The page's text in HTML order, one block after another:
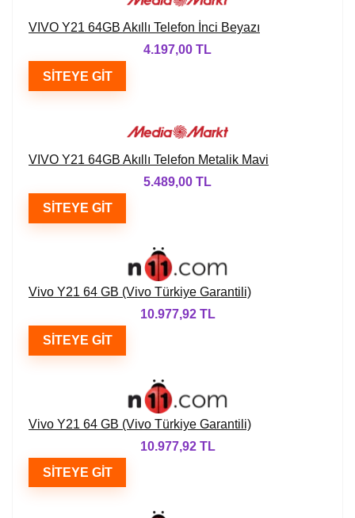
VIVO Y21 64GB Akıllı Telefon İnci Beyazı
4.197,00 TL
SITEYE GIT
VIVO Y21 64GB Akıllı Telefon Metalik Mavi
5.489,00 TL
SITEYE GIT
Vivo Y21 64 GB (Vivo Türkiye Garantili)
10.977,92 TL
SITEYE GIT
Vivo Y21 64 GB (Vivo Türkiye Garantili)
10.977,92 TL
SITEYE GIT